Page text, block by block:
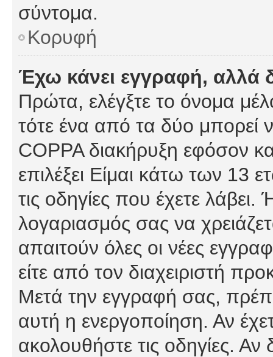
σύντομα.
Κορυφή
Έχω κάνει εγγραφή,
Πρώτα, ελέγξτε το όνομα
τότε ένα από τα δύο μπορεί
COPPA διακήρυξη εφόσον
επιλέξει Είμαι κάτω των 13
τις οδηγίες που έχετε λάβει.
λογαριασμός σας να
απαιτούν όλες οι νέες
είτε από τον διαχειριστή
Μετά την εγγραφή σας,
αυτή η ενεργοποίηση. Αν
ακολουθήστε τις οδηγίες. Αν